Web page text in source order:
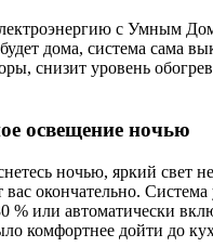
с Умным
дома, система сама
снизит уровень
освещение ночью
ночью, яркий свет не
вас окончательно.
% или автоматически
комфортнее дойти до